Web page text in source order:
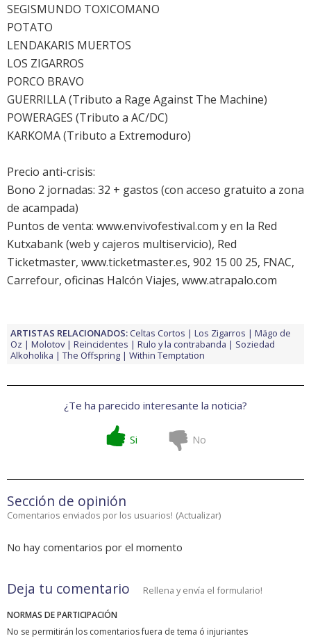
SEGISMUNDO TOXICOMANO
POTATO
LENDAKARIS MUERTOS
LOS ZIGARROS
PORCO BRAVO
GUERRILLA (Tributo a Rage Against The Machine)
POWERAGES (Tributo a AC/DC)
KARKOMA (Tributo a Extremoduro)
Precio anti-crisis:
Bono 2 jornadas: 32 + gastos (con acceso gratuito a zona
de acampada)
Puntos de venta: www.envivofestival.com y en la Red
Kutxabank (web y cajeros multiservicio), Red
Ticketmaster, www.ticketmaster.es, 902 15 00 25, FNAC,
Carrefour, oficinas Halcón Viajes, www.atrapalo.com
ARTISTAS RELACIONADOS:Celtas Cortos Los Zigarros
Mägo de
Oz
Molotov Reincidentes Rulo y la contrabanda
Soziedad
Alkoholika
The Offspring Within Temptation
¿Te ha parecido interesante la noticia?
Si No
Sección de opinión
Comentarios enviados por los usuarios! (Actualizar)
No hay comentarios por el momento
Deja tu comentario Rellena y envía el formulario!
NORMAS DE PARTICIPACIÓN
No se permitirán los comentarios fuera de tema ó injuriantes